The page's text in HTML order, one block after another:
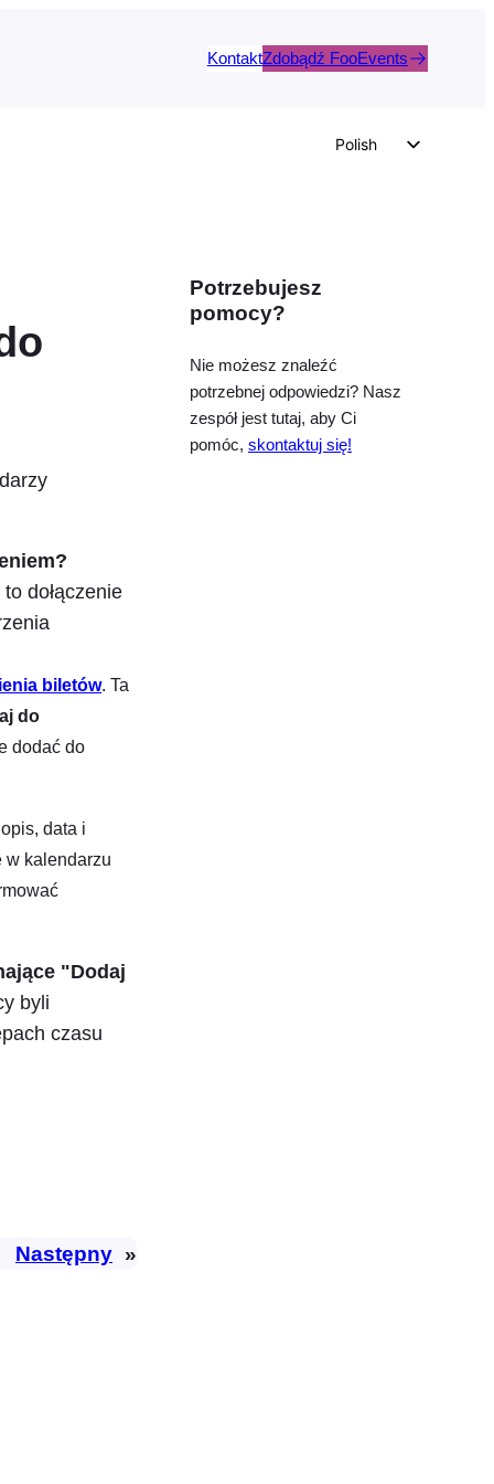
KontaktZdobądź FooEvents
Polish
Portuguese
French
Czech
dołączenie
biletów. Ta
do
dodać do
data i
w kalendarzu
"Dodaj
byli
czasu
Następny »
Potrzebujesz
pomocy?
Nie możesz znaleźć
potrzebnej odpowiedzi? Nasz
zespół jest tutaj, aby Ci
pomóc, skontaktuj się!